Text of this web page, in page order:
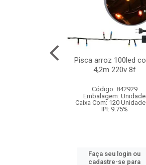
Pisca arroz 100led
4,2m 220v 8f
Código: 842929
Embalagem: Unidade
Caixa Com: 120
IPI: 9.75%
Faça seu login ou
cadastre-se para